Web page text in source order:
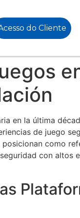
do Cliente
en la última
de juego
como
con altos